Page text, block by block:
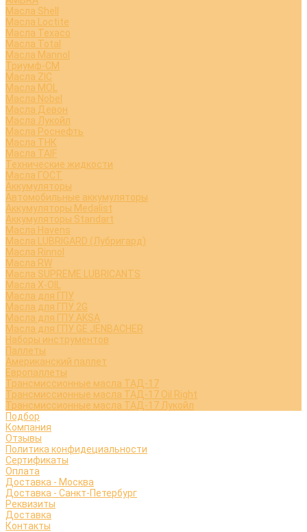
Масла Shell
Масла Loctite
Масла Texaco
Масла Total
Масла Mannol
Триумф-СМ
Масла ZIC
Масла MOL
Масла Nobel
Масла Девон
Масла Лукойл
Масла Роснефть
Масла ТНК
Масла TAIF
Технические жидкости
Масла ГОСТ
Аккумуляторы
Автомобильные аккумуляторы
Аккумуляторы Medalist
Аккумуляторы Standart
Масла Havens
Масла LUBRIGARD (Лубригард)
Масла Rinnol
Масла RW
Масла SUPREME LUBRICANTS
Масла X-OIL
Масла для ГПУ
Масла для ГПУ 2G
Масла для ГПУ AKSA
Масла для ГПУ GE JENBACHER
Наборы инструментов
Паллеты
Американский паллет
Европаллеты
Трансмиссионные масла ТАД-17
Трансмиссионные масла ТАД-17 Oil Right
Трансмиссионные масла ТАД-17 Лукойл
Подбор
Компания
Отзывы
Политика конфидециальности
Сертификаты
Оплата
Доставка - Москва
Доставка - Санкт-Петербург
Реквизиты
Доставка
Контакты